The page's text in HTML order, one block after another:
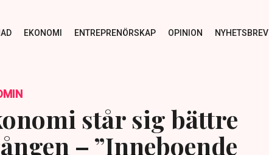
EKONOMI ENTREPRENÖRSKAP OPINION NYHETSBREV
står sig bättre
– ”Inneboende